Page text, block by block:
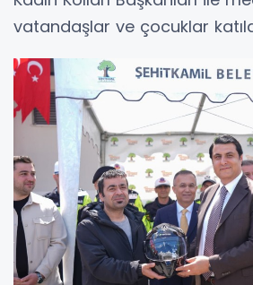
vatandaşlar ve çocuklar